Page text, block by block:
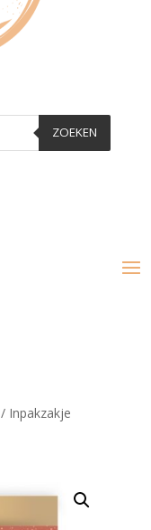
ZOEKEN
/ Inpakzakje